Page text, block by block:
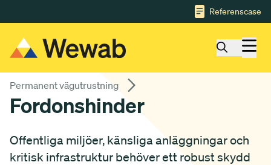
Referenscase
Permanent vägutrustning
Fordonshinder
Offentliga miljöer, känsliga anläggningar och
kritisk infrastruktur behöver ett robust skydd